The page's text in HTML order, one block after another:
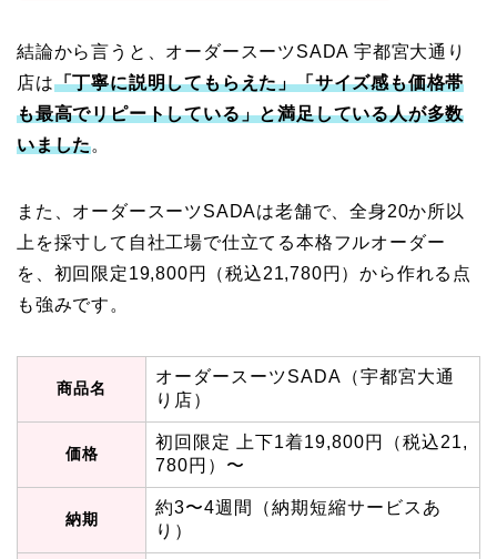
結論から言うと、オーダースーツSADA 宇都宮大通り
店は「丁寧に説明してもらえた」「サイズ感も価格帯
も最高でリピートしている」と満足している人が多数
いました。
また、オーダースーツSADAは老舗で、全身20か所以
上を採寸して自社工場で仕立てる本格フルオーダー
を、初回限定19,800円（税込21,780円）から作れる点
も強みです。
商品名
オーダースーツSADA（宇都宮大通
り店）
価格
初回限定 上下1着19,800円（税込21,
780円）〜
納期
約3〜4週間（納期短縮サービスあ
り）